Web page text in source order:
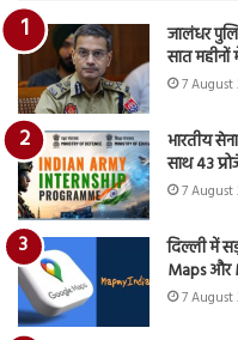
जालंधर
सात
7 August
भारतीय
साथ 43
7 August
दिल्ली में
Maps और
7 August